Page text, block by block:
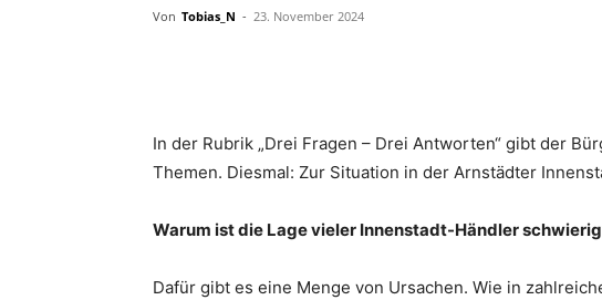
Von Tobias_N - 23. November 2024
In der Rubrik „Drei Fragen – Drei Antworten“ gibt der
Themen. Diesmal: Zur Situation in der Arnstädter
Warum ist die Lage vieler Innenstadt-Händler
Dafür gibt es eine Menge von Ursachen. Wie in